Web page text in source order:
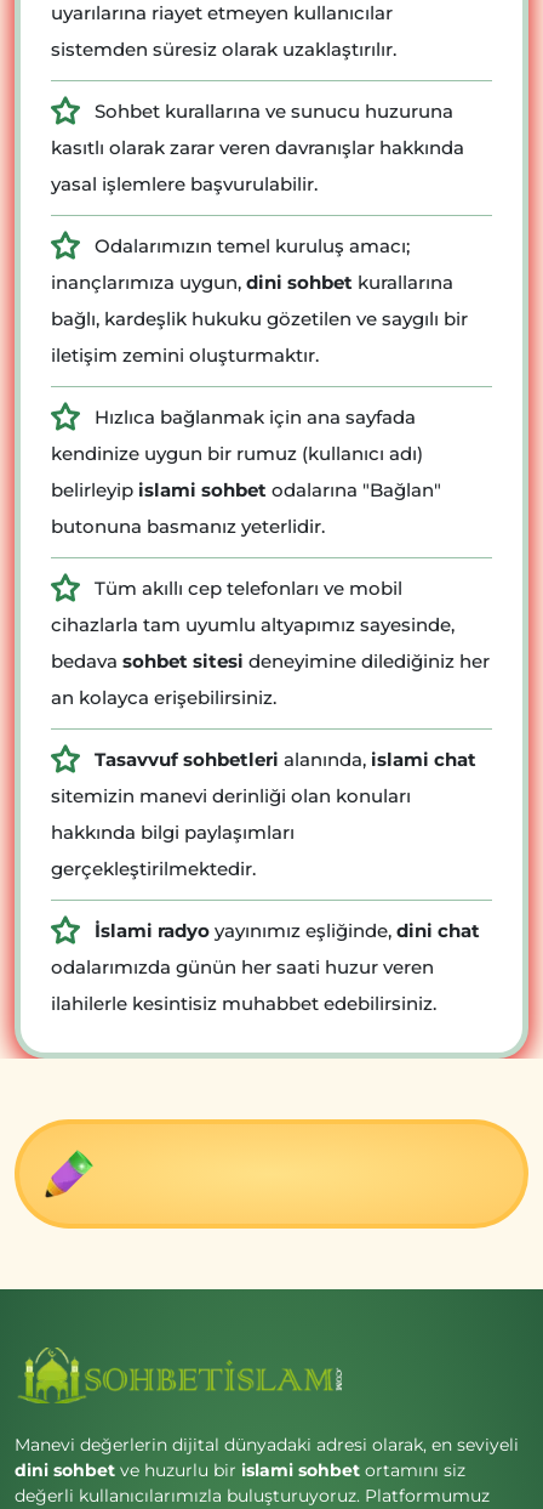
uyarılarına riayet etmeyen kullanıcılar
sistemden süresiz olarak uzaklaştırılır.
Sohbet kurallarına ve sunucu huzuruna
kasıtlı olarak zarar veren davranışlar hakkında
yasal işlemlere başvurulabilir.
Odalarımızın temel kuruluş amacı;
inançlarımıza uygun, dini sohbet kurallarına
bağlı, kardeşlik hukuku gözetilen ve saygılı bir
iletişim zemini oluşturmaktır.
Hızlıca bağlanmak için ana sayfada
kendinize uygun bir rumuz (kullanıcı adı)
belirleyip islami sohbet odalarına "Bağlan"
butonuna basmanız yeterlidir.
Tüm akıllı cep telefonları ve mobil
cihazlarla tam uyumlu altyapımız sayesinde,
bedava sohbet sitesi deneyimine dilediğiniz her
an kolayca erişebilirsiniz.
Tasavvuf sohbetleri alanında, islami chat
sitemizin manevi derinliği olan konuları
hakkında bilgi paylaşımları
gerçekleştirilmektedir.
İslami radyo yayınımız eşliğinde, dini chat
odalarımızda günün her saati huzur veren
ilahilerle kesintisiz muhabbet edebilirsiniz.
Manevi değerlerin dijital dünyadaki adresi olarak, en seviyeli
dini sohbet ve huzurlu bir islami sohbet ortamını siz
değerli kullanıcılarımızla buluşturuyoruz. Platformumuz